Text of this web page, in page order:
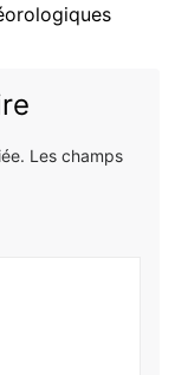
Les champs